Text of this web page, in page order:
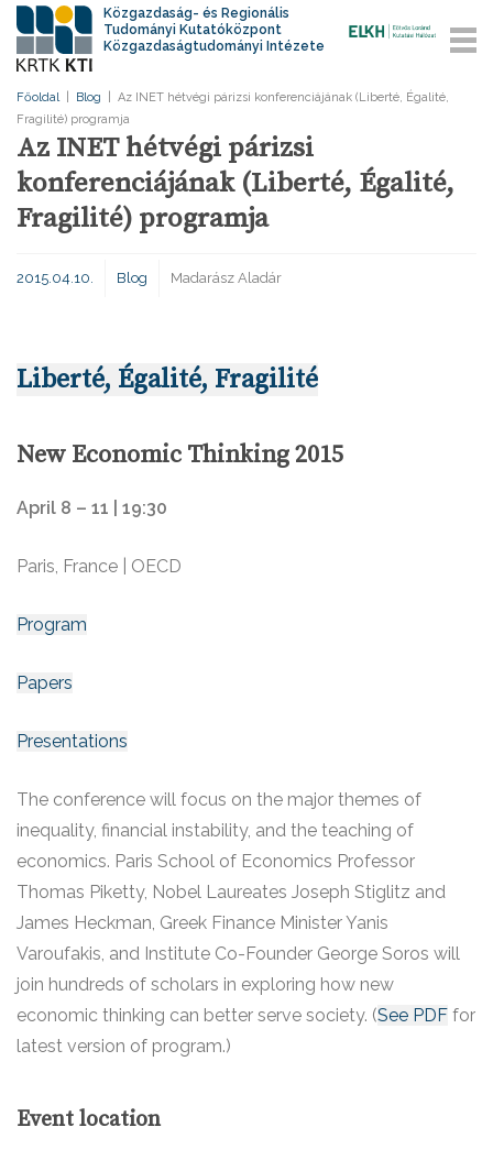
Közgazdaság- és Regionális
Tudományi Kutatóközpont
Közgazdaságtudományi Intézete
Főoldal Blog
Az INET hétvégi párizsi konferenciájának (Liberté, Égalité,
Fragilité) programja
Az INET hétvégi párizsi
konferenciájának (Liberté, Égalité,
Fragilité) programja
2015.04.10. Blog Madarász Aladár
Liberté, Égalité, Fragilité
New Economic Thinking 2015
April 8 – 11 19:30
Paris, France OECD
Program
Papers
Presentations
The conference will focus on the major themes of
inequality, financial instability, and the teaching of
economics. Paris School of Economics Professor
Thomas Piketty, Nobel Laureates Joseph Stiglitz and
James Heckman, Greek Finance Minister Yanis
Varoufakis, and Institute Co-Founder George Soros will
join hundreds of scholars in exploring how new
economic thinking can better serve society. (See PDF for
latest version of program.)
Event location